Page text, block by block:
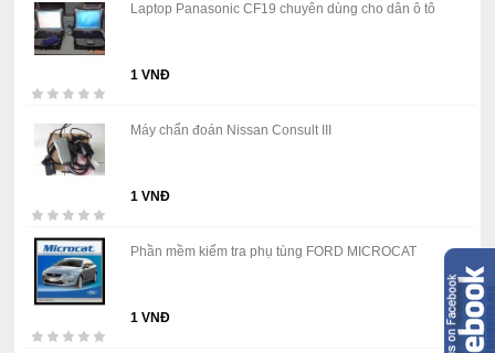
Laptop Panasonic CF19 chuyên dùng cho dân ô tô
1 VNĐ
Máy chẩn đoán Nissan Consult III
1 VNĐ
Phần mềm kiểm tra phụ tùng FORD MICROCAT
1 VNĐ